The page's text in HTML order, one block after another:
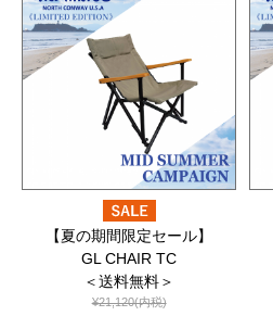
【夏の期間限定セール】
GL CHAIR TC
＜送料無料＞
¥21,120(内税)